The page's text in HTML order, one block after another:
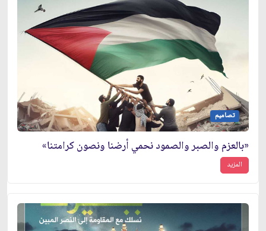
تصاميم
«بالعزم والصبر والصمود نحمي أرضنا ونصون كرامتنا»
المزيد